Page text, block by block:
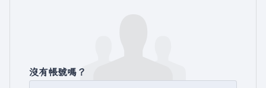
沒有帳號嗎？